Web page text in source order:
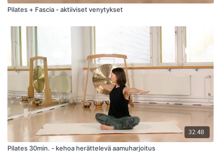
Pilates + Fascia - aktiiviset venytykset
32:48
Pilates 30min. - kehoa herättelevä aamuharjoitus